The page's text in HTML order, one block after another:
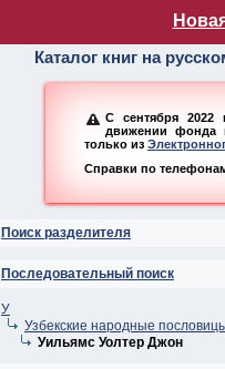
Алфавитный
Каталог книг на
С сентября 2022
движении фонда
только из
Справки по
Поиск разделителя
Последовательный поиск
У
Узбекские народные
Уильямс Уолтер Джон